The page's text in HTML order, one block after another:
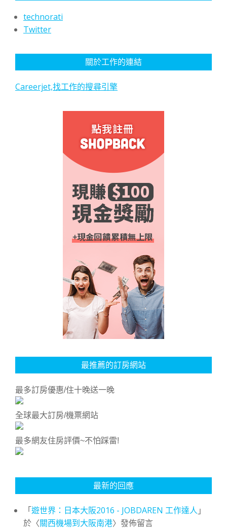
technorati
Twitter
關於工作的連結
Careerjet,找工作的搜尋引擎
最推薦的訂房網站
最多訂房優惠/住十晚送一晚
全球最大訂房/機票網站
最多網友住房評價~不怕踩雷!
最新的回應
「遊世界：日本大阪2016 - JOBDAREN 工作達人 」
於〈關西機場到大阪南港〉發佈留言